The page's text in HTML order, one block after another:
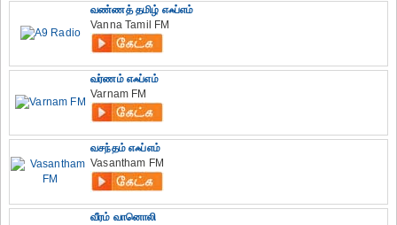
வண்ணத் தமிழ் எஃப்எம்
Vanna Tamil FM
வர்ணம் எஃப்எம்
Varnam FM
வசந்தம் எஃப்எம்
Vasantham FM
வீரம் வானொலி